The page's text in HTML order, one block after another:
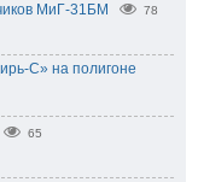
МиГ-31БМ 78
С» на полигоне
65